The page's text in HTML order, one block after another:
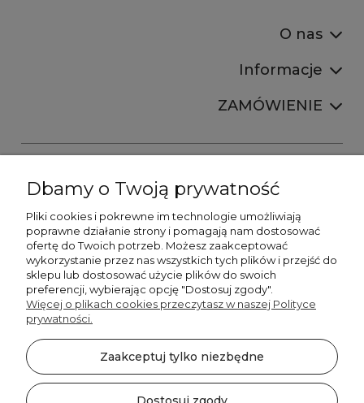
O nas
Informacje
ZAMÓWIENIE
+48606673390
sprzedaz@belldecohome.pl
©2026 Wszelkie Prawa Zastrzeżone | BelldecoHome.pl
Flex Minimalist by Ecommercy
Dbamy o Twoją prywatność
Pliki cookies i pokrewne im technologie umożliwiają
poprawne działanie strony i pomagają nam dostosować
ofertę do Twoich potrzeb. Możesz zaakceptować
wykorzystanie przez nas wszystkich tych plików i przejść do
sklepu lub dostosować użycie plików do swoich
preferencji, wybierając opcję "Dostosuj zgody".
Więcej o plikach cookies przeczytasz w naszej Polityce
prywatności.
Zaakceptuj tylko niezbędne
Zapisz się do naszego newslettera i zgarnij 8% rabatu!
zaznacz pola
Akceptuję regulamin newslettera
Akceptuję politykę prywatności